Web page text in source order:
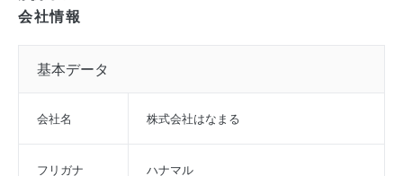
会社情報
基本データ
会社名 株式会社はなまる
フリガナ ハナマル